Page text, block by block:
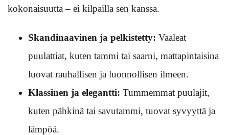
kokonaisuutta – ei kilpailla sen kanssa.
Skandinaavinen ja pelkistetty: Vaaleat
puulattiat, kuten tammi tai saarni, mattapintaisina
luovat rauhallisen ja luonnollisen ilmeen.
Klassinen ja elegantti: Tummemmat puulajit,
kuten pähkinä tai savutammi, tuovat syvyyttä ja
lämpöä.